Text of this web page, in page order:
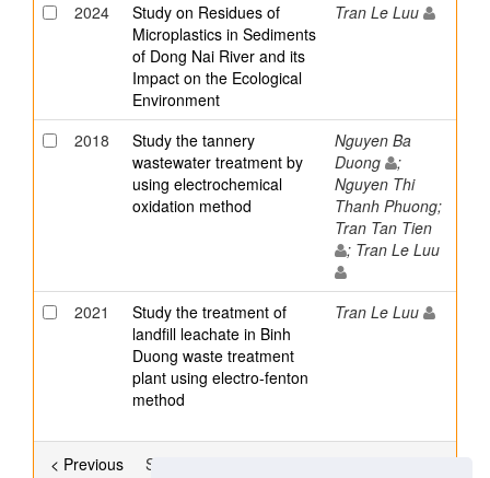
2024
Study on Residues of
Microplastics in Sediments
of Dong Nai River and its
Impact on the Ecological
Environment
Tran Le Luu
2018
Study the tannery
wastewater treatment by
using electrochemical
oxidation method
Nguyen Ba
Duong
;
Nguyen Thi
Thanh Phuong;
Tran Tan Tien
; Tran Le Luu
2021
Study the treatment of
landfill leachate in Binh
Duong waste treatment
plant using electro-fenton
method
Tran Le Luu
Showing results 32 to 51 of 59
< Previous